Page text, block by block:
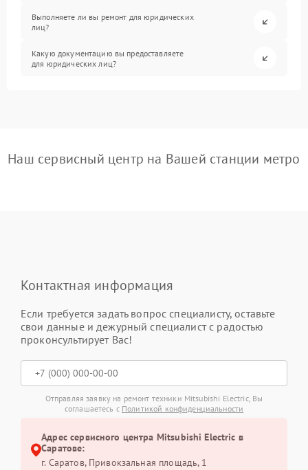
Выполняете ли вы ремонт для юридических
лиц?
Какую документацию вы предоставляете
для юридических лиц?
Наш сервисный центр на Вашей станции метро
Контактная информация
Если требуется задать вопрос специалисту, оставьте
свои данные и дежурный специалист с радостью
проконсультирует Вас!
Отправляя заявку на ремонт техники Mitsubishi Electric, Вы
соглашаетесь с Политикой конфиденциальности
Адрес сервисного центра Mitsubishi Electric в
Саратове:
г. Саратов, Привокзальная площадь, 1